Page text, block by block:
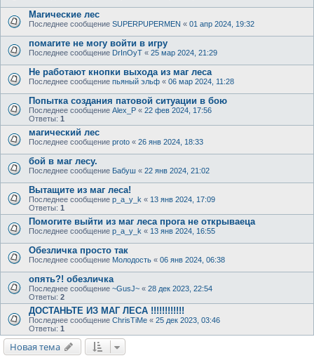
Магические лес
Последнее сообщение SUPERPUPERMEN « 01 апр 2024, 19:32
помагите не могу войти в игру
Последнее сообщение DrInOyT « 25 мар 2024, 21:29
Не работают кнопки выхода из маг леса
Последнее сообщение пьяный эльф « 06 мар 2024, 11:28
Попытка создания патовой ситуации в бою
Последнее сообщение Alex_P « 22 фев 2024, 17:56
Ответы: 1
магический лес
Последнее сообщение proto « 26 янв 2024, 18:33
бой в маг лесу.
Последнее сообщение Бабуш « 22 янв 2024, 21:02
Вытащите из маг леса!
Последнее сообщение p_a_y_k « 13 янв 2024, 17:09
Ответы: 1
Помогите выйти из маг леса прога не открываеца
Последнее сообщение p_a_y_k « 13 янв 2024, 16:55
Обезличка просто так
Последнее сообщение Молодость « 06 янв 2024, 06:38
опять?! обезличка
Последнее сообщение ~GusJ~ « 28 дек 2023, 22:54
Ответы: 2
ДОСТАНЬТЕ ИЗ МАГ ЛЕСА !!!!!!!!!!!!
Последнее сообщение ChrisTiMe « 25 дек 2023, 03:46
Ответы: 1
Новая тема